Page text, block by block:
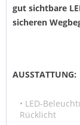
gut sichtbare
sicheren
AUSSTATTUNG:
• LED-
Rücklicht